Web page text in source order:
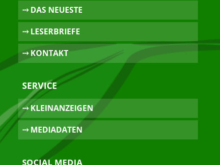
⤏ DAS NEUESTE
⤏ LESERBRIEFE
⤏ KONTAKT
SERVICE
⤏ KLEINANZEIGEN
⤏ MEDIADATEN
SOCIAL MEDIA